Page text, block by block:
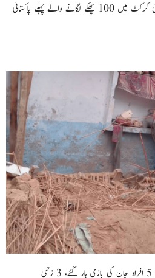
صاحبزادہ فرحان ایک سال میں ٹی ٹوئنٹی کرکٹ میں 100 چھکے لگانے والے پہلے پاکستانی